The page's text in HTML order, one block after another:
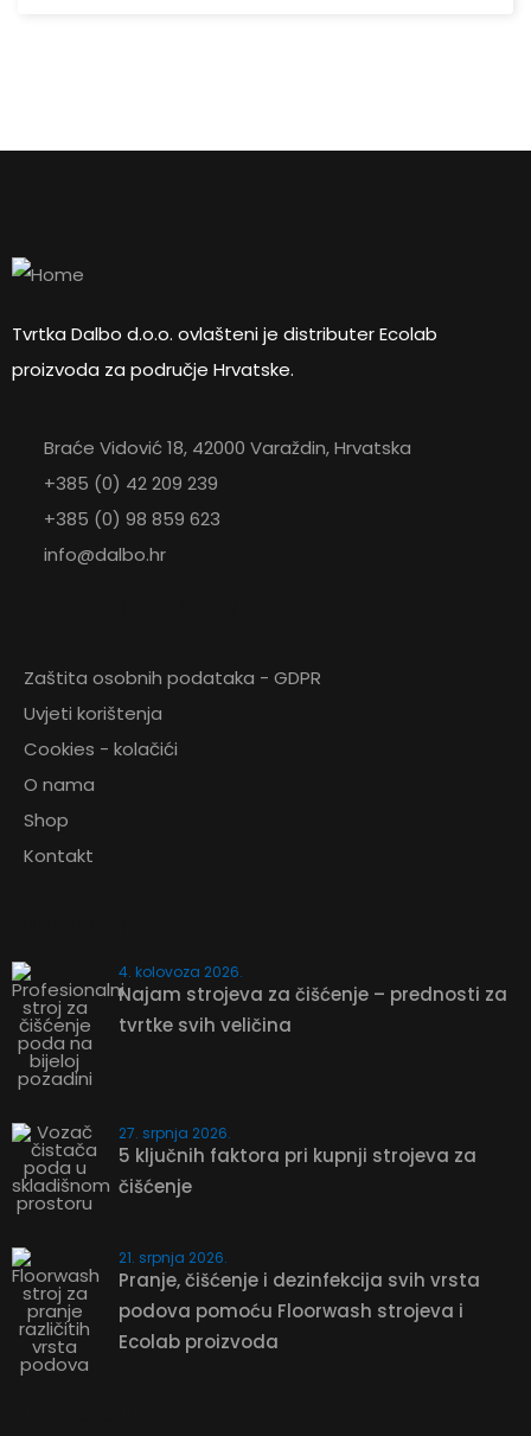
Tvrtka Dalbo d.o.o. ovlašteni je distributer Ecolab
proizvoda za područje Hrvatske.
Braće Vidović 18, 42000 Varaždin, Hrvatska
+385 (0) 42 209 239
+385 (0) 98 859 623
info@dalbo.hr
Zaštita osobnih podataka - GDPR
Uvjeti korištenja
Cookies - kolačići
O nama
Shop
Kontakt
4. kolovoza 2026.
Najam strojeva za čišćenje – prednosti za
tvrtke svih veličina
27. srpnja 2026.
5 ključnih faktora pri kupnji strojeva za
čišćenje
21. srpnja 2026.
Pranje, čišćenje i dezinfekcija svih vrsta
podova pomoću Floorwash strojeva i
Ecolab proizvoda